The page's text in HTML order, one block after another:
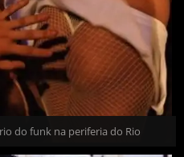
do funk na periferia do Rio